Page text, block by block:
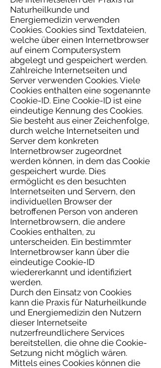
Naturheilkunde und
Energiemedizin verwenden
Cookies. Cookies sind Textdateien,
welche über einen Internetbrowser
auf einem Computersystem
abgelegt und gespeichert werden.
Zahlreiche Internetseiten und
Server verwenden Cookies. Viele
Cookies enthalten eine sogenannte
Cookie-ID. Eine Cookie-ID ist eine
eindeutige Kennung des Cookies.
Sie besteht aus einer Zeichenfolge,
durch welche Internetseiten und
Server dem konkreten
Internetbrowser zugeordnet
werden können, in dem das Cookie
gespeichert wurde. Dies
ermöglicht es den besuchten
Internetseiten und Servern, den
individuellen Browser der
betroffenen Person von anderen
Internetbrowsern, die andere
Cookies enthalten, zu
unterscheiden. Ein bestimmter
Internetbrowser kann über die
eindeutige Cookie-ID
wiedererkannt und identifiziert
werden.
Durch den Einsatz von Cookies
kann die Praxis für Naturheilkunde
und Energiemedizin den Nutzern
dieser Internetseite
nutzerfreundlichere Services
bereitstellen, die ohne die Cookie-
Setzung nicht möglich wären.
Mittels eines Cookies können die